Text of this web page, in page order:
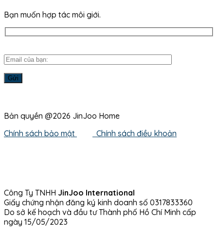
Bạn muốn hợp tác môi giới.
Bản quyền @2026 JinJoo Home
Chính sách bảo mật
Chính sách điều khoản
Công Ty TNHH JinJoo International
Giấy chứng nhận đăng ký kinh doanh số 0317833360
Do sở kế hoạch và đầu tư Thành phố Hồ Chí Minh cấp
ngày 15/05/2023